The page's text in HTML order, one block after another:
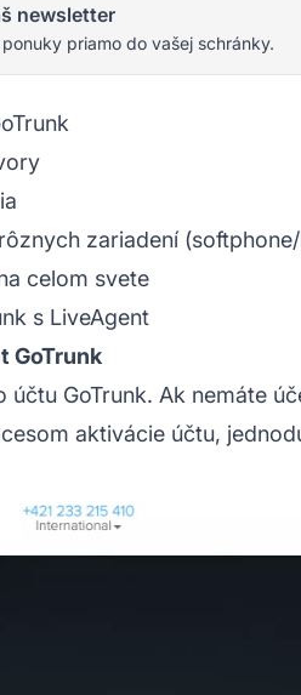
newsletter
priamo do vašej schránky.
zariadení
celom svete
s LiveAgent
GoTrunk
účtu GoTrunk. Ak nemáte
aktivácie účtu,